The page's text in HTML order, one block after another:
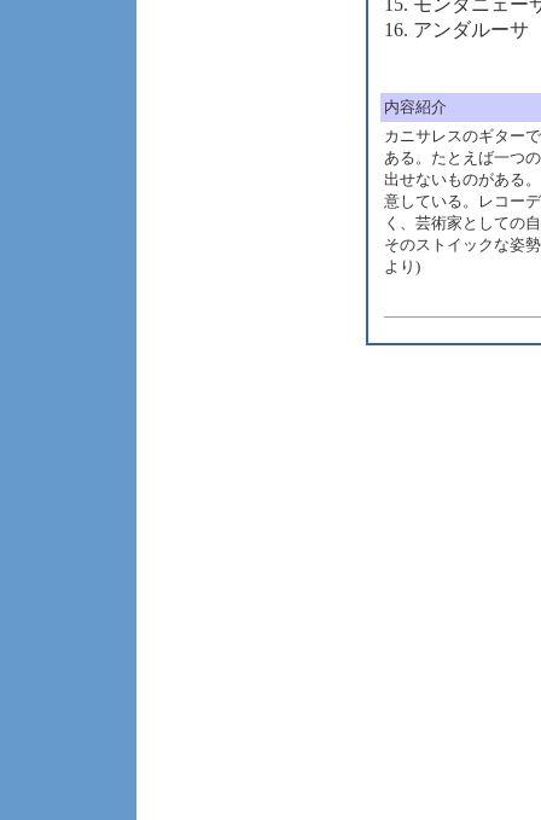
15. モンタニェー
16. アンダルーサ
内容紹介
カニサレスのギター
ある。たとえば一つ
出せないものがある
意している。レコー
く、芸術家としての
そのストイックな姿
より)